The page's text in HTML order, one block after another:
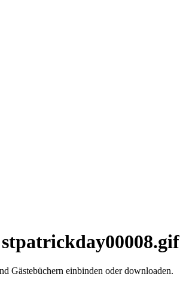
Gästebüchern einbinden oder downloaden.